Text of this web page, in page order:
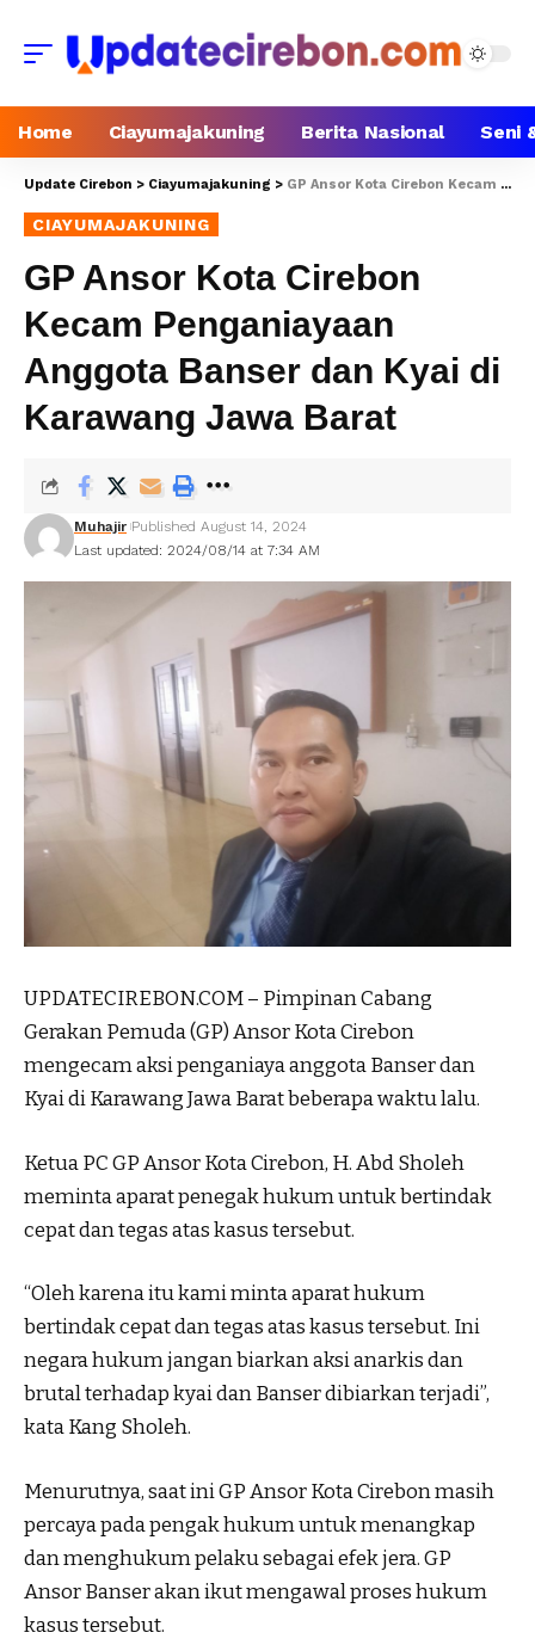
Home Ciayumajakuning Berita Nasional Seni
Update Cirebon > Ciayumajakuning > GP Ansor Kota Cirebon Kecam Penganiayaan Anggota Banser dan Kyai di Karawang Jawa Barat
CIAYUMAJAKUNING
GP Ansor Kota Cirebon
Kecam Penganiayaan
Anggota Banser dan Kyai di
Karawang Jawa Barat
Last updated: 2024/08/14 at 7:34 AM
Muhajir Published August 14, 2024
UPDATECIREBON.COM – Pimpinan Cabang
Gerakan Pemuda (GP) Ansor Kota Cirebon
mengecam aksi penganiaya anggota Banser dan
Kyai di Karawang Jawa Barat beberapa waktu lalu.
Ketua PC GP Ansor Kota Cirebon, H. Abd Sholeh
meminta aparat penegak hukum untuk bertindak
cepat dan tegas atas kasus tersebut.
“Oleh karena itu kami minta aparat hukum
bertindak cepat dan tegas atas kasus tersebut. Ini
negara hukum jangan biarkan aksi anarkis dan
brutal terhadap kyai dan Banser dibiarkan terjadi”,
kata Kang Sholeh.
Menurutnya, saat ini GP Ansor Kota Cirebon masih
percaya pada pengak hukum untuk menangkap
dan menghukum pelaku sebagai efek jera. GP
Ansor Banser akan ikut mengawal proses hukum
kasus tersebut.